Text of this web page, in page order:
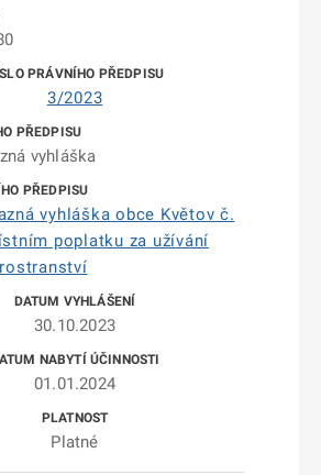
3/2023
vyhláška
vyhláška obce Květov č.
poplatku za užívání
30.10.2023
01.01.2024
Platné